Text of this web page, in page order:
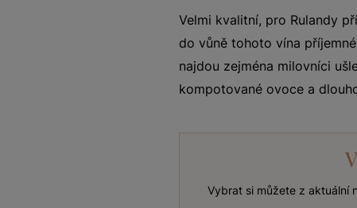
Velmi kvalitní, pro Rulandy
do vůně tohoto vína
najdou zejména milovníci
kompotované ovoce a
Vybrat si můžete z aktuální